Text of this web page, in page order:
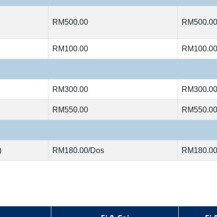
RM500.00 RM500.00
RM100.00 RM100.00
RM300.00 RM300.00
RM550.00 RM550.00
RM180.00/Dos